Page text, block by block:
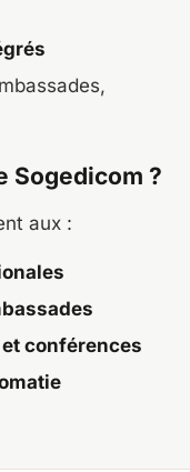
Sogedicom ?
aux :
conférences